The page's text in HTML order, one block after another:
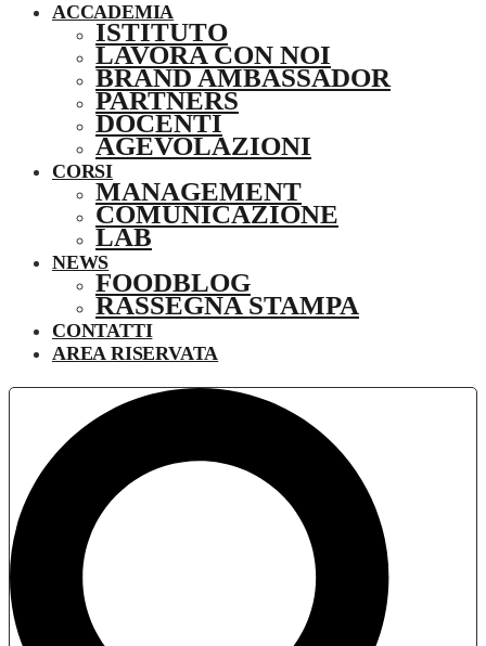
ACCADEMIA
ISTITUTO
LAVORA CON NOI
BRAND AMBASSADOR
PARTNERS
DOCENTI
AGEVOLAZIONI
CORSI
MANAGEMENT
COMUNICAZIONE
LAB
NEWS
FOODBLOG
RASSEGNA STAMPA
CONTATTI
AREA RISERVATA